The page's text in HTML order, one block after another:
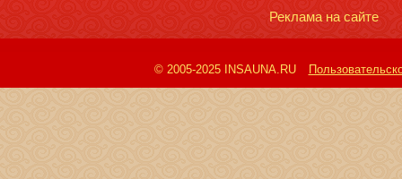
Реклама на сайте
© 2005-2025 INSAUNA.RU